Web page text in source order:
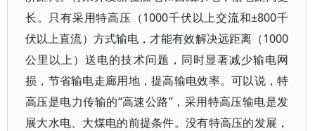
长。只有采用特高压（1000千伏以上交流和±800千
伏以上直流）方式输电，才能有效解决远距离（1000
公里以上）送电的技术问题，同时显著减少输电网
损，节省输电走廊用地，提高输电效率。可以说，特
高压是电力传输的“高速公路”，采用特高压输电是发
展大水电、大煤电的前提条件。没有特高压的发展，